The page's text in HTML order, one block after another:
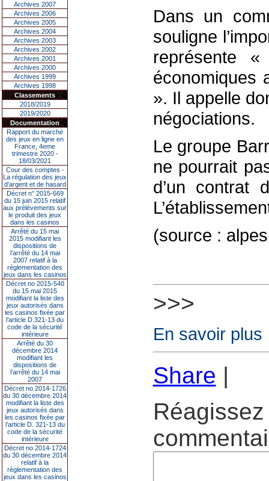
Archives 2007
Archives 2006
Archives 2005
Archives 2004
Archives 2003
Archives 2002
Archives 2001
Archives 2000
Archives 1999
Archives 1998
Classements
2018/2019
2019/2020
Documentation
Rapport du marché
des jeux en ligne en
France, 4eme
trimestre 2020 -
18/03/2021
Cour des comptes -
La régulation des jeux
d’argent et de hasard
Décret n° 2015-669
du 15 juin 2015 relatif
aux prélèvements sur
le produit des jeux
dans les casinos
Arrêté du 15 mai
2015 modifiant les
dispositions de
l’arrêté du 14 mai
2007 relatif à la
réglementation des
jeux dans les casinos
Décret no 2015-540
du 15 mai 2015
modifiant la liste des
jeux autorisés dans
les casinos fixée par
l’article D.321-13 du
code de la sécurité
intérieure
Arrêté du 30
décembre 2014
modifiant les
dispositions de
l’arrêté du 14 mai
2007
Décret no 2014-1726
du 30 décembre 2014
modifiant la liste des
jeux autorisés dans
les casinos fixée par
l’article D. 321-13 du
code de la sécurité
intérieure
Décret no 2014-1724
du 30 décembre 2014
relatif à la
réglementation des
jeux dans les casinos
Dans un
souligne
représente
économiques
». Il appelle
négociations.
Le groupe
ne pourrait
d’un contrat
(source :
>>>
En savoir plus
Share |